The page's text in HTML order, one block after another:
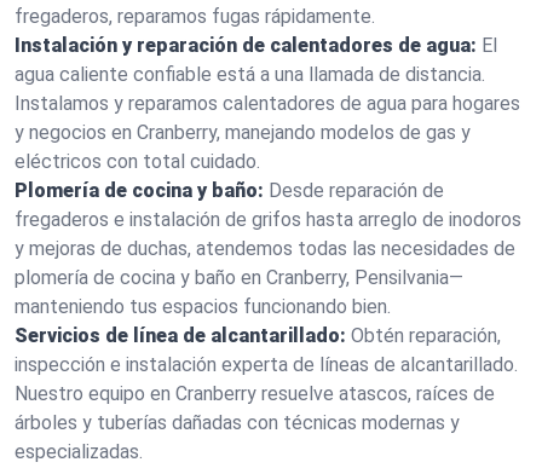
fregaderos, reparamos fugas rápidamente.
Instalación y reparación de calentadores de agua: El
agua caliente confiable está a una llamada de distancia.
Instalamos y reparamos calentadores de agua para hogares
y negocios en Cranberry, manejando modelos de gas y
eléctricos con total cuidado.
Plomería de cocina y baño: Desde reparación de
fregaderos e instalación de grifos hasta arreglo de inodoros
y mejoras de duchas, atendemos todas las necesidades de
plomería de cocina y baño en Cranberry, Pensilvania—
manteniendo tus espacios funcionando bien.
Servicios de línea de alcantarillado: Obtén reparación,
inspección e instalación experta de líneas de alcantarillado.
Nuestro equipo en Cranberry resuelve atascos, raíces de
árboles y tuberías dañadas con técnicas modernas y
especializadas.